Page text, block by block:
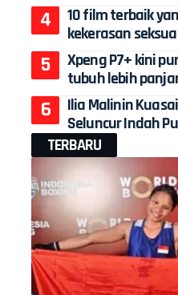
10 film terbaik
kekerasan
Xpeng P7+ kini
tubuh lebih
Ilia Malinin
Seluncur Indah
TERBARU